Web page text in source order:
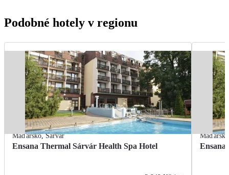
Podobné hotely v regionu
Maďarsko,Sárvár
Ensana Thermal Sárvár Health Spa Hotel
Maďarsko
Ensana